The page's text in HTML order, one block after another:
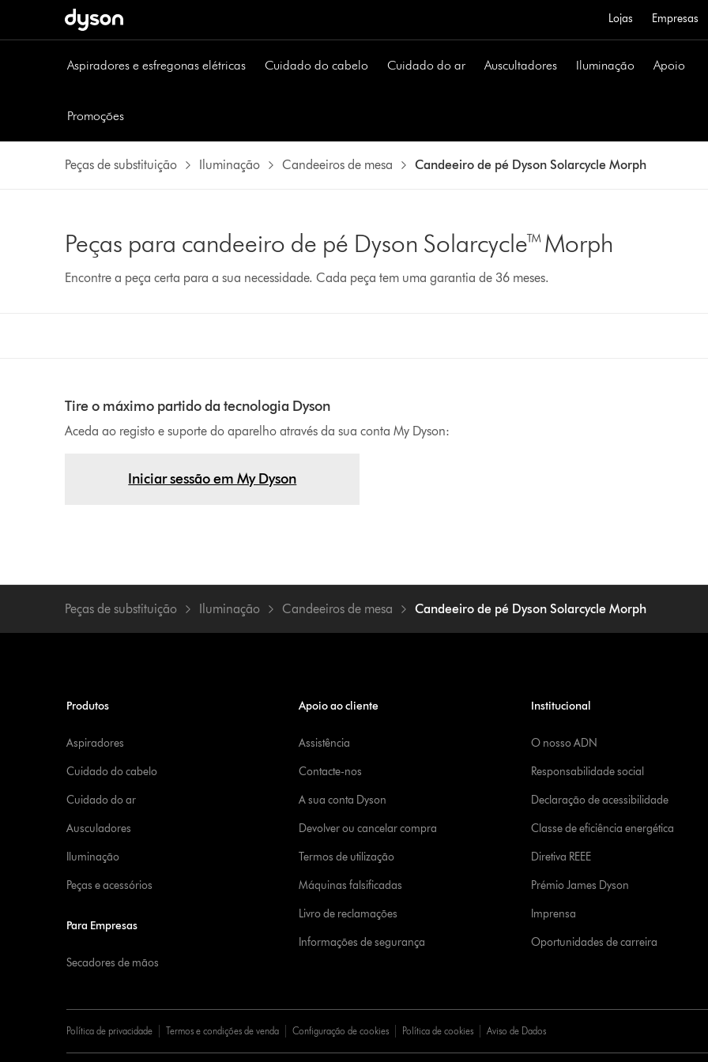
Lojas Empresas
Aspiradores e esfregonas elétricas Cuidado do cabelo Cuidado do ar Auscultadores Iluminação Apoio
Promoções
Peças de substituição Iluminação Candeeiros de mesa Candeeiro de pé Dyson Solarcycle Morph
Peças para candeeiro de pé Dyson Solarcycle™ Morph
Encontre a peça certa para a sua necessidade. Cada peça tem uma garantia de 36 meses.
Tire o máximo partido da tecnologia Dyson
Aceda ao registo e suporte do aparelho através da sua conta My Dyson:
Iniciar sessão em My Dyson
Peças de substituição Iluminação Candeeiros de mesa Candeeiro de pé Dyson Solarcycle Morph
Produtos
Aspiradores
Cuidado do cabelo
Cuidado do ar
Ausculadores
Iluminação
Peças e acessórios
Para Empresas
Secadores de mãos
Apoio ao cliente
Assistência
Contacte-nos
A sua conta Dyson
Devolver ou cancelar compra
Termos de utilização
Máquinas falsificadas
Livro de reclamações
Informações de segurança
Institucional
O nosso ADN
Responsabilidade social
Declaração de acessibilidade
Classe de eficiência energética
Diretiva REEE
Prémio James Dyson
Imprensa
Oportunidades de carreira
Política de privacidade Termos e condições de venda Configuração de cookies Política de cookies Aviso de Dados